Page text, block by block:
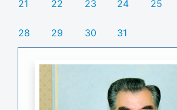
21 22 23 24 25
28 29 30 31